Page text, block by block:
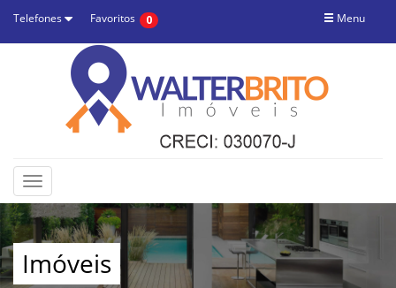
Telefones Favoritos 0 Menu
Toggle
navigation
Imóveis